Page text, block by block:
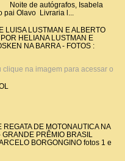
Isabela
pai Olavo Livraria l...
LUISA LUSTMAN E ALBERTO
HELIANA LUSTMAN E
NA BARRA - FOTOS :
clique na imagem para acessar o
REGATA DE MOTONAUTICA NA
PRÊMIO BRASIL
BORGONGINO fotos 1 e